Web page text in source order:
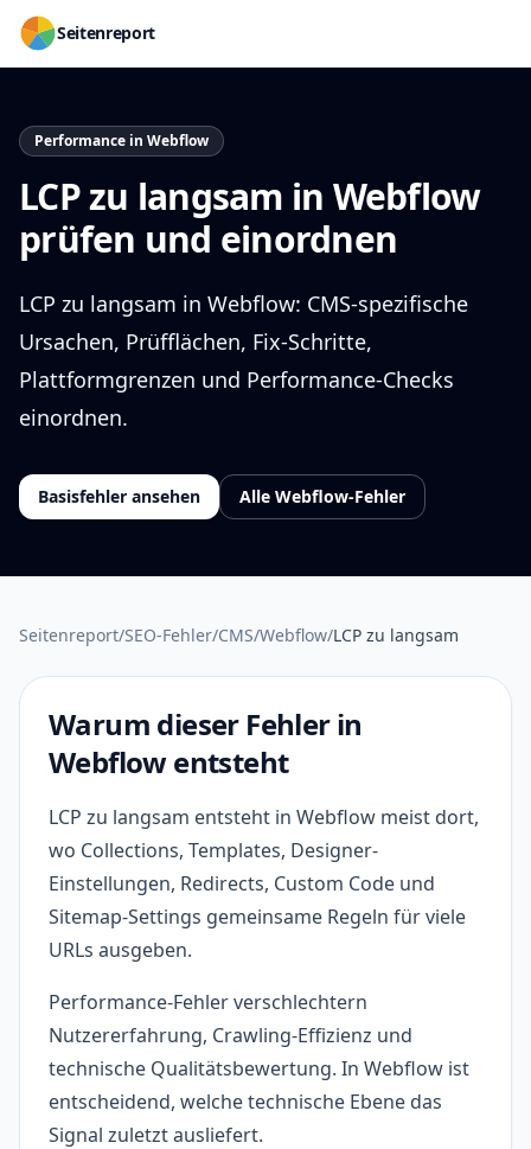
Seitenreport
Performance in Webflow
LCP zu langsam in Webflow
prüfen und einordnen
LCP zu langsam in Webflow: CMS-spezifische
Ursachen, Prüfflächen, Fix-Schritte,
Plattformgrenzen und Performance-Checks
einordnen.
Basisfehler ansehen Alle Webflow-Fehler
Seitenreport/SEO-Fehler/CMS/Webflow/LCP zu langsam
Warum dieser Fehler in
Webflow entsteht
LCP zu langsam entsteht in Webflow meist dort,
wo Collections, Templates, Designer-
Einstellungen, Redirects, Custom Code und
Sitemap-Settings gemeinsame Regeln für viele
URLs ausgeben.
Performance-Fehler verschlechtern
Nutzererfahrung, Crawling-Effizienz und
technische Qualitätsbewertung. In Webflow ist
entscheidend, welche technische Ebene das
Signal zuletzt ausliefert.